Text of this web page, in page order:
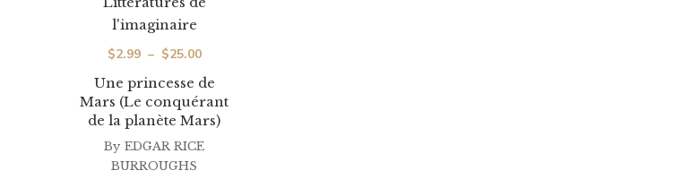
Une princesse de
Mars (Le conquérant
de la planète Mars)
l'imaginaire
$2.99 – $25.00Plage
de
prix :
$2.99
à
By EDGAR RICE
BURROUGHS